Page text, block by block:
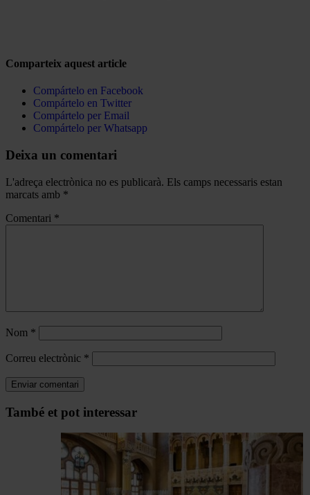
Comparteix aquest article
Compártelo en Facebook
Compártelo en Twitter
Compártelo per Email
Compártelo per Whatsapp
Deixa un comentari
L'adreça electrònica no es publicarà. Els camps necessaris estan
marcats amb *
Comentari *
Nom *
Correu electrònic *
Navegar
També et pot interessar